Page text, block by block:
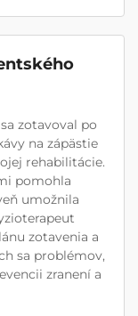
zotavoval po
na zápästie
rehabilitácie.
pomohla
umožnila
zotavenia a
sa problémov,
zranení a